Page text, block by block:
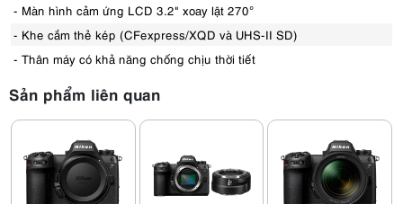
- Màn hình cảm ứng LCD 3.2" xoay lật 270°
- Khe cắm thẻ kép (CFexpress/XQD và UHS-II SD)
- Thân máy có khả năng chống chịu thời tiết
Sản phẩm liên quan